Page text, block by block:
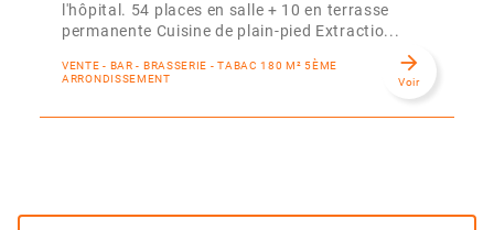
l'hôpital. 54 places en salle + 10 en terrasse
permanente Cuisine de plain-pied Extractio...
VENTE - BAR - BRASSERIE - TABAC 180 M² 5ÈME
ARRONDISSEMENT
arrow_forward
Voir